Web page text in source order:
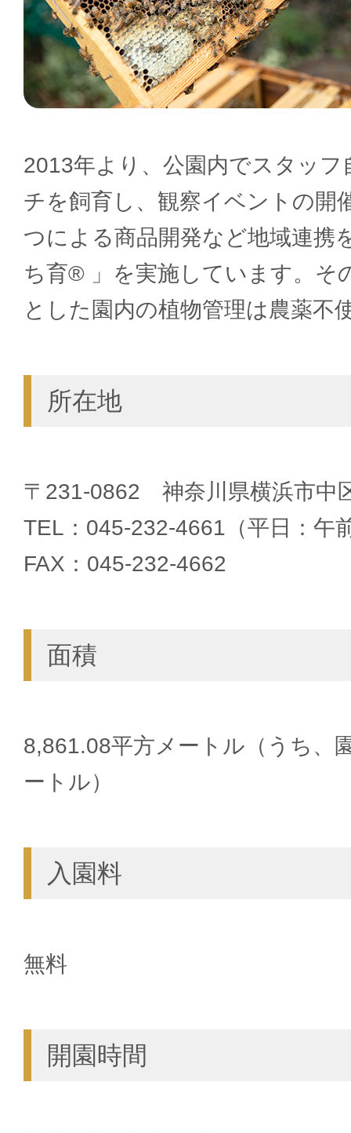
2013年より、公園内でスタッ
チを飼育し、観察イベントの開
つによる商品開発など地域連携
ち育® 」を実施しています。そ
とした園内の植物管理は農薬不
所在地
〒231-0862 神奈川県横浜市中
TEL：045-232-4661（平日：午
FAX：045-232-4662
面積
8,861.08平方メートル（うち、
ートル）
入園料
無料
開園時間